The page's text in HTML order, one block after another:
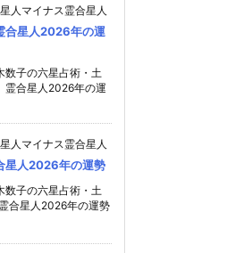
人マイナス霊合星人
合星人2026年の運
数子の六星占術・土
霊合星人2026年の運
人マイナス霊合星人
星人2026年の運勢
数子の六星占術・土
合星人2026年の運勢